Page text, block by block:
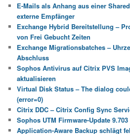
E-Mails als Anhang aus einer
externe Empfänger
Exchange Hybrid Bereitstellung –
von Frei Gebucht Zeiten
Exchange Migrationsbatches –
Abschluss
Sophos Antivirus auf Citrix PVS
aktualisieren
Virtual Disk Status – The dialog
(error=0)
Citrix DDC – Citrix Config Sync
Sophos UTM Firmware-Update
Application-Aware Backup schlägt